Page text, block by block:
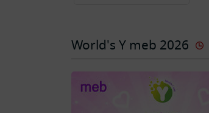
World's Y meb 2026